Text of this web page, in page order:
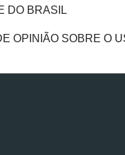
DO BRASIL
OPINIÃO SOBRE O